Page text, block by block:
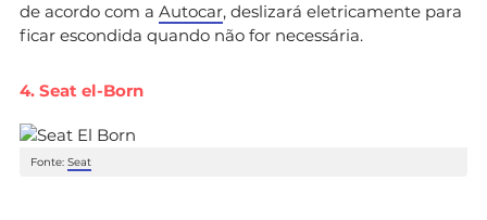
de acordo com a Autocar, deslizará eletricamente para
ficar escondida quando não for necessária.
4. Seat el-Born
Fonte: Seat